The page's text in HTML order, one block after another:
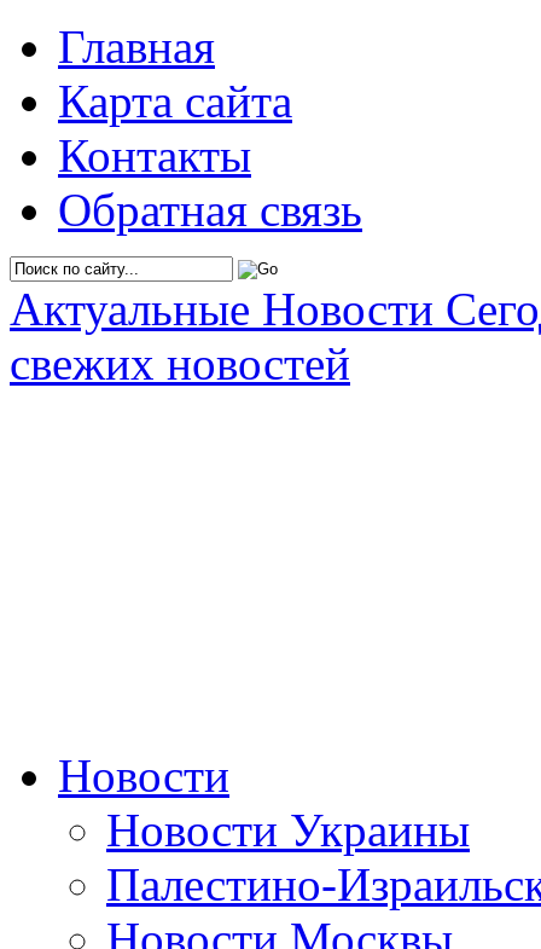
Главная
Карта сайта
Контакты
Обратная связь
Актуальные Новости
свежих новостей
Новости
Новости Украины
Палестино-